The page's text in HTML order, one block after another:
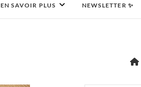
EN SAVOIR PLUS NEWSLETTER ✨